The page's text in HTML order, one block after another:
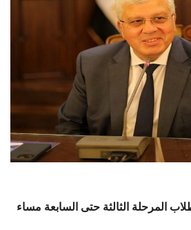
المرحلة الثالثة حتى السابعة مساء